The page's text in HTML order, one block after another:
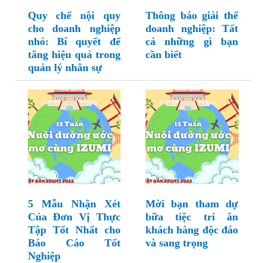
Quy chế nội quy
cho doanh nghiệp
nhỏ: Bí quyết để
tăng hiệu quả trong
quản lý nhân sự
Thông báo giải thể
doanh nghiệp: Tất
cả những gì bạn
cần biết
5 Mẫu Nhận Xét
Của Đơn Vị Thực
Tập Tốt Nhất cho
Báo Cáo Tốt
Nghiệp
Mời bạn tham dự
bữa tiệc tri ân
khách hàng độc đáo
và sang trọng